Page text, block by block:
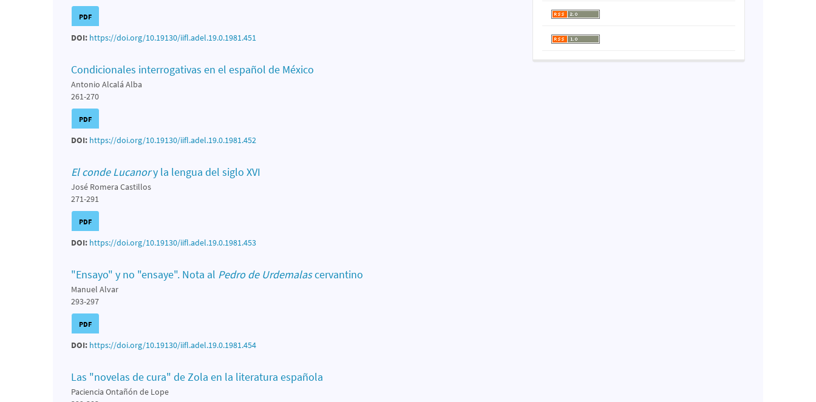
PDF
DOI: https://doi.org/10.19130/iifl.adel.19.0.1981.451
Condicionales interrogativas en el español de México
Antonio Alcalá Alba
261-270
PDF
DOI: https://doi.org/10.19130/iifl.adel.19.0.1981.452
El conde Lucanory la lengua del siglo XVI
José Romera Castillos
271-291
PDF
DOI: https://doi.org/10.19130/iifl.adel.19.0.1981.453
"Ensayo" y no "ensaye". Nota al Pedro de Urdemalascervantino
Manuel Alvar
293-297
PDF
DOI: https://doi.org/10.19130/iifl.adel.19.0.1981.454
Las "novelas de cura" de Zola en la literatura española
Paciencia Ontañón de Lope